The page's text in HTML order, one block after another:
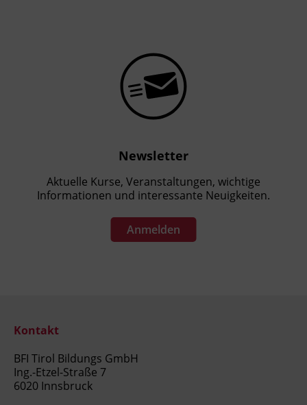
Newsletter
Aktuelle Kurse, Veranstaltungen, wichtige
Informationen und interessante Neuigkeiten.
Anmelden
Kontakt
BFI Tirol Bildungs GmbH
Ing.-Etzel-Straße 7
6020 Innsbruck